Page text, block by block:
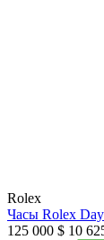
Rolex
Часы Rolex
125 000 $ 10